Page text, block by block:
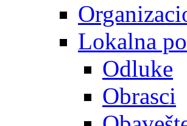
Lokalna
Odluke
Obrasci